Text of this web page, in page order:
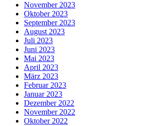
November 2023
Oktober 2023
September 2023
August 2023
Juli 2023
Juni 2023
Mai 2023
April 2023
März 2023
Februar 2023
Januar 2023
Dezember 2022
November 2022
Oktober 2022